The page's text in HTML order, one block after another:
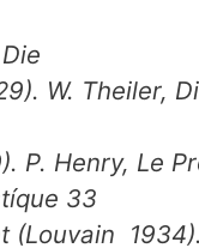
Die
W. Theiler,
P. Henry, Le
33
(Louvain